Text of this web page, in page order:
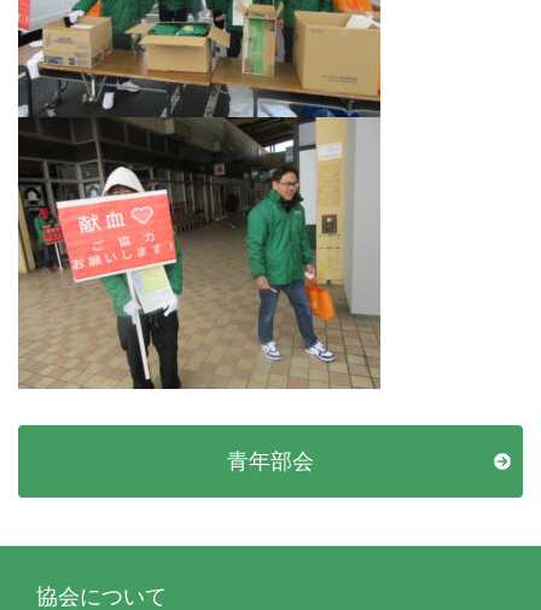
青年部会
協会について